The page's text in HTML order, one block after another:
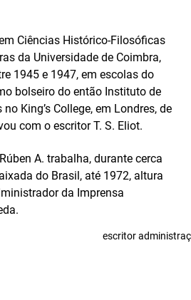
Ciências Histórico-Filosóficas
da Universidade de Coimbra,
1945 e 1947, em escolas do
bolseiro do então Instituto de
King’s College, em Londres, de
com o escritor T. S. Eliot.
A. trabalha, durante cerca
do Brasil, até 1972, altura
da Imprensa